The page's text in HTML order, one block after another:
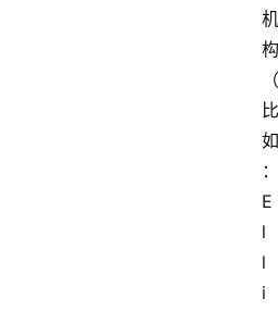
机
构
（
比
如
：
E
l
l
i